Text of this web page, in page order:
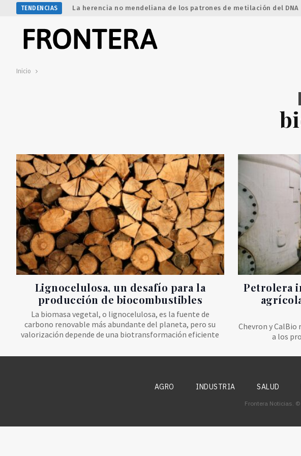
TENDENCIAS La herencia no mendeliana de los patrones de metilación del DNA
Inicio
Lignocelulosa, un desafío para la
producción de biocombustibles
La biomasa vegetal, o lignocelulosa, es la fuente de
carbono renovable más abundante del planeta, pero su
valorización depende de una biotransformación eficiente
Petrolera
Chevron y
a los
AGRO INDUSTRIA SALUD
Frontera Noticias.